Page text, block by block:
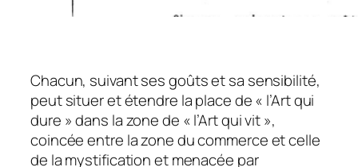
Chacun, suivant ses goûts et sa sensibilité,
peut situer et étendre la place de « l’Art qui
dure » dans la zone de « l’Art qui vit »,
coincée entre la zone du commerce et celle
de la mystification et menacée par